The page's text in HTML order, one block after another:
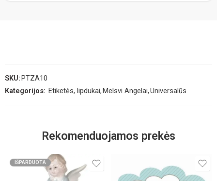
SKU: PTZA10
Kategorijos: Etiketės, lipdukai, Melsvi Angelai,Universalūs
Rekomenduojamos prekės
IŠPARDUOTA